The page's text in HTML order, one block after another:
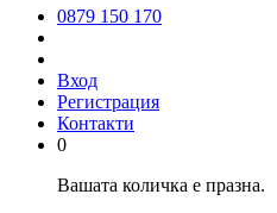
0879 150 170
Вход
Регистрация
Контакти
0
Вашата количка е празна.